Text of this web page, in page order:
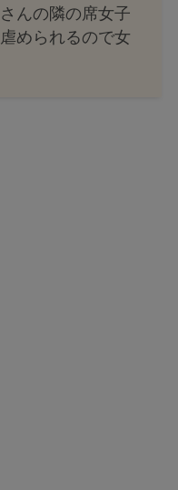
んの隣の席女子
められるので女